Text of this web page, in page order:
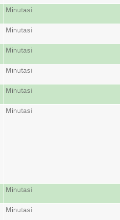
Minutasi
Minutasi
Minutasi
Minutasi
Minutasi
Minutasi
Minutasi
Minutasi